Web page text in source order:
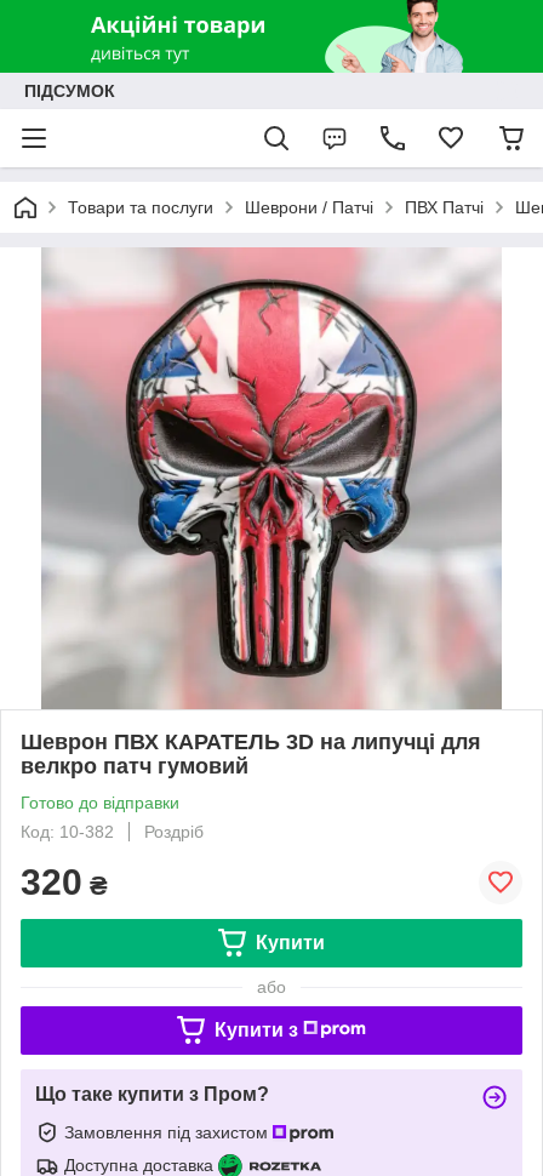
ПІДСУМОК
Товари та послуги Шеврони / Патчі ПВХ Патчі
Шеврон ПВХ КАРАТЕЛЬ 3D на липучці для
велкро патч гумовий
Готово до відправки
Код: 10-382
Роздріб
320 ₴
Купити
або
Купити з
Що таке купити з Пром?
Замовлення під захистом
Доступна доставка